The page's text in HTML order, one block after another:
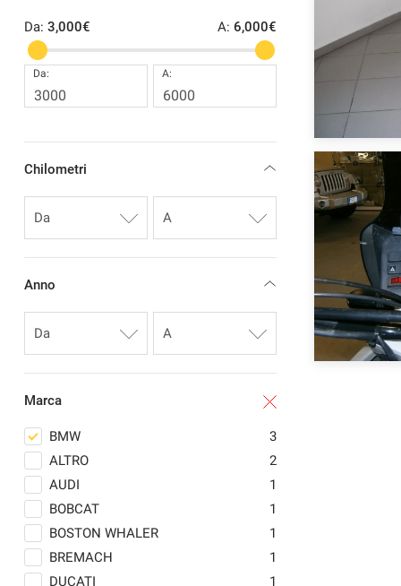
Da: 3,000€ A: 6,000€
Da: A:
Chilometri
Anno
Marca
BMW
3
ALTRO
2
AUDI
1
BOBCAT
1
BOSTON WHALER
1
BREMACH
1
DUCATI
1
descritte.
Per
ottenere
maggiori
informazioni
sull'utilità
sul
funzionamento
questi
strumenti
di
tracciamento
rimanda
alla
cookie
e
le
tue
scelte
in
qualsiasi
momento.